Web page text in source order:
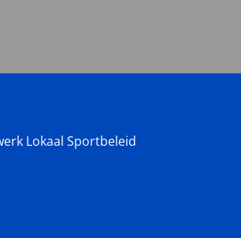
Lokaal Sportbeleid